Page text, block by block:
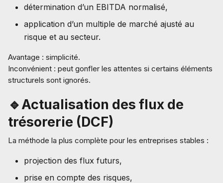
détermination d’un EBITDA normalisé,
application d’un multiple de marché ajusté au
risque et au secteur.
Avantage : simplicité.
Inconvénient : peut gonfler les attentes si certains éléments
structurels sont ignorés.
🔹Actualisation des flux de
trésorerie (DCF)
La méthode la plus complète pour les entreprises stables :
projection des flux futurs,
prise en compte des risques,